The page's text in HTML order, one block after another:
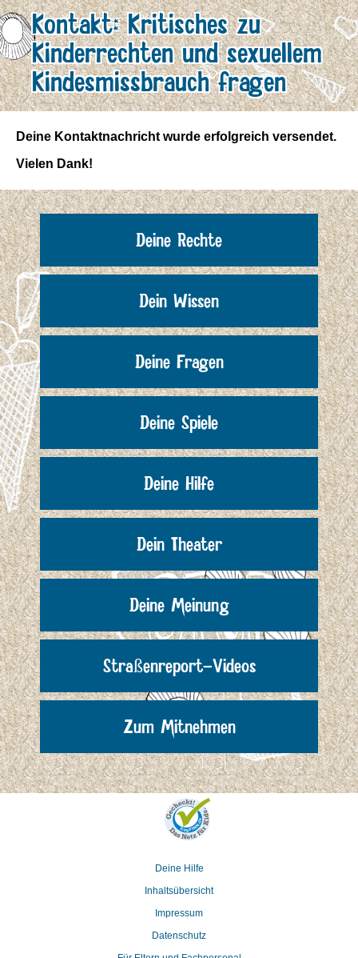
Kontakt: Kritisches zu
Kinderrechten und sexuellem
Kindesmissbrauch fragen
Deine Kontaktnachricht wurde erfolgreich versendet.
Vielen Dank!
Deine Rechte
Dein Wissen
Deine Fragen
Deine Spiele
Deine Hilfe
Dein Theater
Deine Meinung
Straßenreport-Videos
Zum Mitnehmen
Deine Hilfe
Inhaltsübersicht
Impressum
Datenschutz